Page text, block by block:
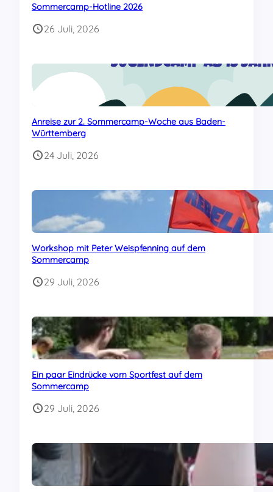
Sommercamp-Hotline 2026
26 Juli, 2026
Anreise zur 2. Sommercamp-Woche aus Baden-
Württemberg
24 Juli, 2026
Workshop mit Peter Weispfenning auf dem
Sommercamp
29 Juli, 2026
Ein paar Eindrücke vom Sportfest auf dem
Sommercamp
29 Juli, 2026